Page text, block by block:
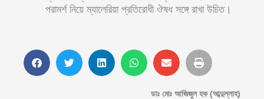
পরামর্শ নিয়ে ম্যালেরিয়া প্রতিরোধী ঔষধ সঙ্গে রাখা উচিত।
ডাঃ মোঃ আজিজুল হক (আব্দুল্লাহ)